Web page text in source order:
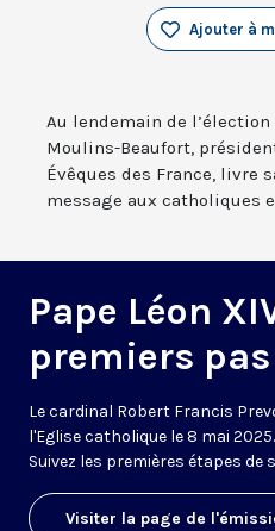
Ajouter à
Au lendemain de l’élection
Moulins-Beaufort,
Évêques des France, livre
message aux catholiques
Pape Léon
premiers pas
Le cardinal Robert Francis
l'Eglise catholique le 8 mai
Suivez les premières étapes de
Visiter la page de